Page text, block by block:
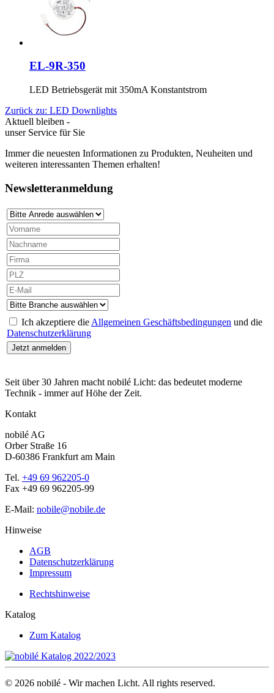
EL-9R-350
LED Betriebsgerät mit 350mA Konstantstrom
Zurück zu: LED Downlights
Aktuell bleiben -
unser Service für Sie
Immer die neuesten Informationen zu Produkten, Neuheiten und
weiteren interessanten Themen erhalten!
Newsletteranmeldung
Ich akzeptiere die Allgemeinen Geschäftsbedingungen und die
Datenschutzerklärung
Seit über 30 Jahren macht nobilé Licht: das bedeutet moderne
Technik - immer auf Höhe der Zeit.
Kontakt
nobilé AG
Orber Straße 16
D-60386 Frankfurt am Main
Tel. +49 69 962205-0
Fax +49 69 962205-99
E-Mail: nobile@nobile.de
Hinweise
AGB
Datenschutzerklärung
Impressum
Rechtshinweise
Katalog
Zum Katalog
© 2026 nobilé - Wir machen Licht. All rights reserved.